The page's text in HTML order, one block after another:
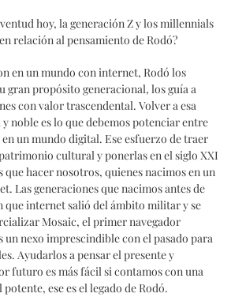
hoy, la generación Z y los millennials
relación al pensamiento de Rodó?
en un mundo con internet, Rodó los
gran propósito generacional, los guía a
con valor trascendental. Volver a esa
noble es lo que debemos potenciar entre
un mundo digital. Ese esfuerzo de traer
cultural y ponerlas en el siglo XXI
que hacer nosotros, quienes nacimos en un
Las generaciones que nacimos antes de
que internet salió del ámbito militar y se
Mosaic, el primer navegador
un nexo imprescindible con el pasado para
Ayudarlos a pensar el presente y
futuro es más fácil si contamos con una
ese es el legado de Rodó.